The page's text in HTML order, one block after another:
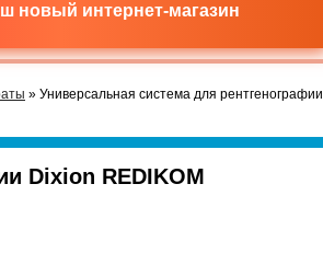
новый интернет-магазин
» Универсальная система для рентгенографии
Dixion REDIKOM